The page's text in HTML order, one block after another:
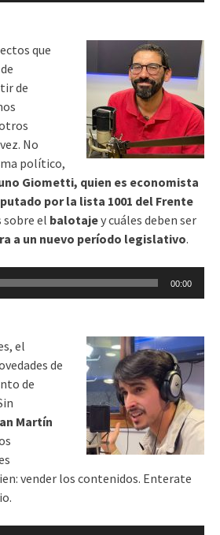
que
de
No
político,
Giometti, quien es economista
por la lista 1001 del Frente
sobre el balotajey cuáles deben ser
a un nuevo período legislativo.
00:00
el
de
de
Martín
vender los contenidos. Enterate